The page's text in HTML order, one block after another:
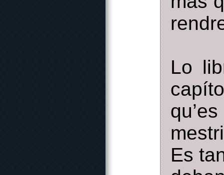
Lo
Es